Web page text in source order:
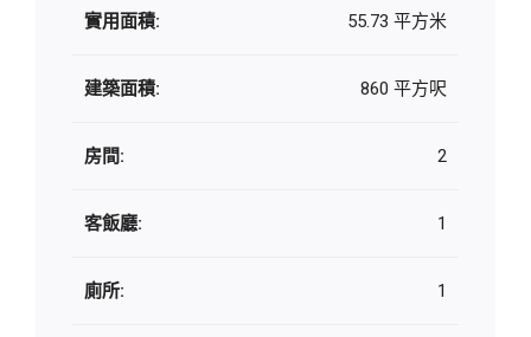
實用面積: 55.73 平方米
建築面積: 860 平方呎
房間: 2
客飯廳: 1
廁所: 1